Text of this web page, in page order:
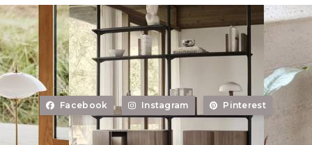
Facebook Instagram Pinterest